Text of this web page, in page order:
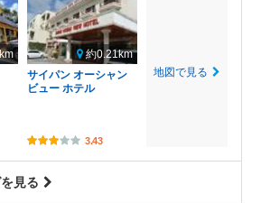
約0.21km
サイパン オーシャン
ビュー ホテル
3.43
地図で見る
見る